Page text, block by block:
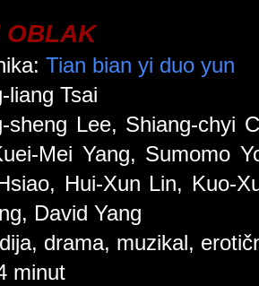
OBLAK
Tian bian yi duo yun
liang Tsai
sheng Lee, Shiang-chyi
Mei Yang, Sumomo
Hui-Xun Lin, Kuo-
David Yang
drama, muzikal,
minut